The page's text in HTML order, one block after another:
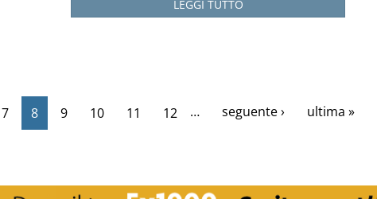
LEGGI TUTTO
7 8 9 10 11 12 … seguente › ultima »